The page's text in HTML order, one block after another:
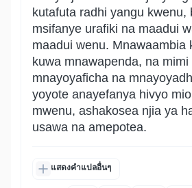
kutafuta radhi yangu kwenu,
msifanye urafiki na maadui
maadui wenu. Mnawaambia
kuwa mnawapenda, na
mnayoyaficha na
yoyote anayefanya hivyo
mwenu, ashakosea njia ya
usawa na amepotea.
แสดงคำแปลอื่นๆ